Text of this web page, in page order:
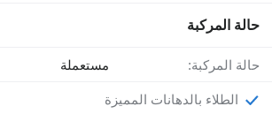
حالة المركبة
حالة المركبة: مستعملة
الطلاء بالدهانات المميزة